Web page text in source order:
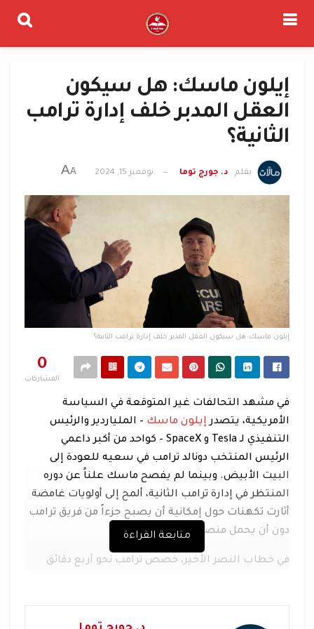
إيلون ماسك: هل سيكون
العقل المدبر خلف إدارة ترامب
الثانية؟
بقلم . د. جورج توما نوفمبر 15, 2024 A
A
إيلون ماسك: هل سيكون العقل المدبر خلف إدارة ترامب الثانية؟
0
المشاركات
في مشهد التحالفات غير المتوقعة في السياسة
الأمريكية، يتصدرإيلون ماسك – الملياردير والرئيس
التنفيذي لـ Tesla و SpaceX – كواحد من أكبر داعمي
الرئيس المنتخب دونالد ترامب في سعيه للعودة إلى
البيت الأبيض. وبينما لم يفصح ماسك علناً عن دوره
المنتظر في إدارة ترامب الثانية، ألمح إلى أولويات غامضة
أثارت تكهنات حول إمكانية أن يصبح جزءاً من فريق ترامب
دون أن يحمل منصباً رسمياً.
في خطاب النصر الأخير، خصص ترامب نحو أربع دقائق
متابعة القراءة